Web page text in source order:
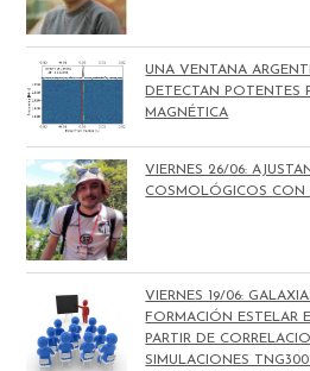
UNA VENTANA
DETECTAN POTENTES
MAGNÉTICA
VIERNES 26/06:
COSMOLÓGICOS CON
VIERNES 19/06:
FORMACIÓN ESTELAR
PARTIR DE
SIMULACIONES